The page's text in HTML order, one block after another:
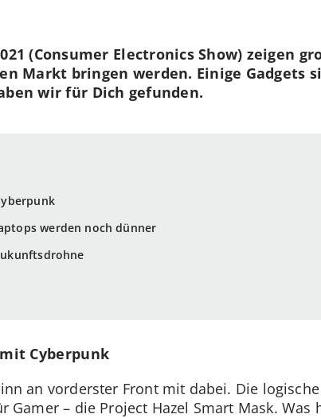
werden noch dünner
(Consumer Electronics Show) zeigen
Markt bringen werden. Einige Gadgets
wir für Dich gefunden.
Cyberpunk
an vorderster Front mit dabei. Die
– die Project Hazel Smart Mask. Was